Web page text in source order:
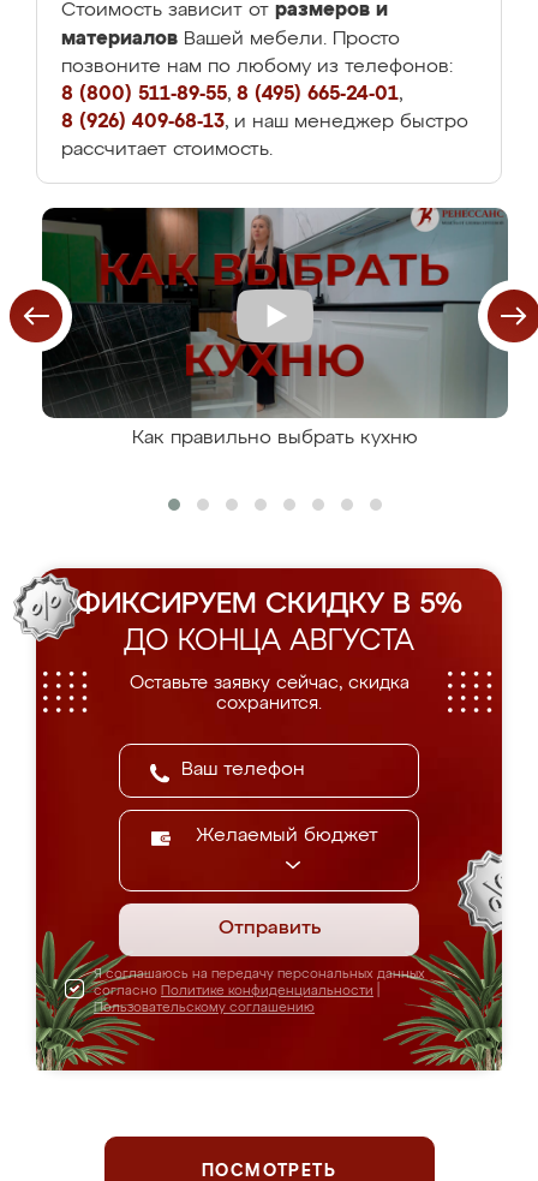
Стоимость зависит от размеров и
материалов Вашей мебели. Просто
позвоните нам по любому из телефонов:
8 (800) 511-89-55, 8 (495) 665-24-01,
8 (926) 409-68-13, и наш менеджер быстро
рассчитает стоимость.
Как правильно выбрать кухню
ФИКСИРУЕМ СКИДКУ В 5%
ДО КОНЦА АВГУСТА
Оставьте заявку сейчас, скидка
сохранится.
Желаемый бюджет
Отправить
Я соглашаюсь на передачу персональных данных
согласно Политике конфиденциальности
Пользовательскому соглашению
ПОСМОТРЕТЬ